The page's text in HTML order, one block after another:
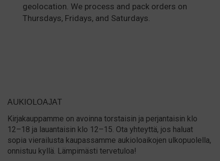
geolocation. We process and pack orders on
Thursdays, Fridays, and Saturdays.
AUKIOLOAJAT
Kirjakauppamme on avoinna torstaisin ja perjantaisin klo
12–18 ja lauantaisin klo 12–15. Ota yhteyttä, jos haluat
sopia vierailusta kaupassamme aukioloaikojen ulkopuolella,
onnistuu kyllä. Lämpimästi tervetuloa!